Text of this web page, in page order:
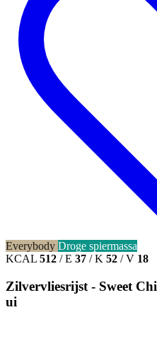
Everybody Droge spiermassa
KCAL 512 / E 37 / K 52 / V 18
Zilvervliesrijst - Sweet
ui